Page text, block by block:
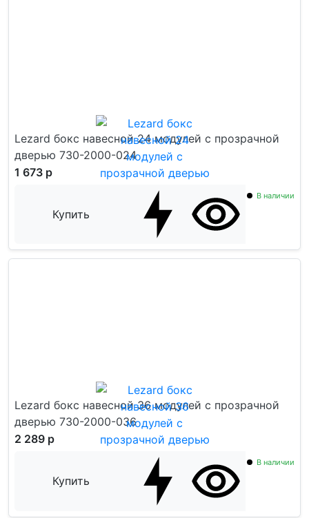
Lezard бокс навесной 24 модулей с прозрачной
дверью 730-2000-024
1 673 р
Купить
В наличии
Lezard бокс навесной 36 модулей с прозрачной
дверью 730-2000-036
2 289 р
Купить
В наличии